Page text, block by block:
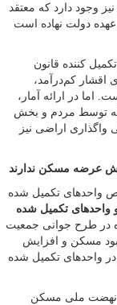
وجود دارد که معتقد
دولت نهاده است
کننده قانون
اقشار کم‌درآمد،
اما در ارائه آمار،
توسط مردم و بخش
اراضی نیز
عرضه مسکن ندارند
واحدهای تکمیل شده
واحدهای تکمیل شده
در طرح جوانی جمعیت
مسکن و افزایش
در واحدهای تکمیل شده
نهضت ملی مسکن